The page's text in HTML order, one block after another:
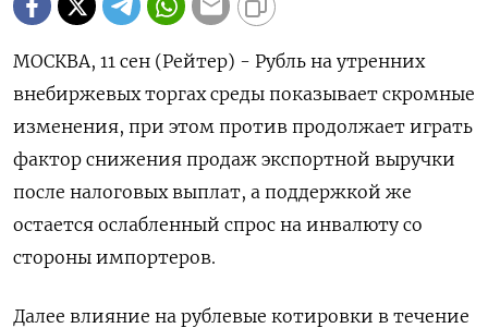
МОСКВА, 11 сен (Рейтер) - Рубль на утренних
внебиржевых торгах среды показывает скромные
изменения, при этом против продолжает играть
фактор снижения продаж экспортной выручки
после налоговых выплат, а поддержкой же
остается ослабленный спрос на инвалюту со
стороны импортеров.
Далее влияние на рублевые котировки в течение